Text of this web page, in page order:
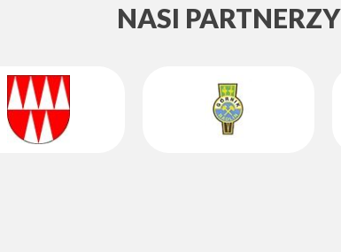
NASI PARTNERZY